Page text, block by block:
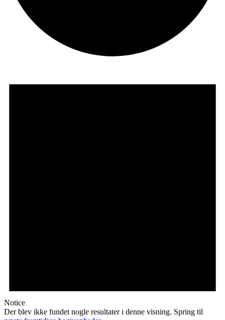
Notice
Der blev ikke fundet nogle resultater i denne visning. Spring til